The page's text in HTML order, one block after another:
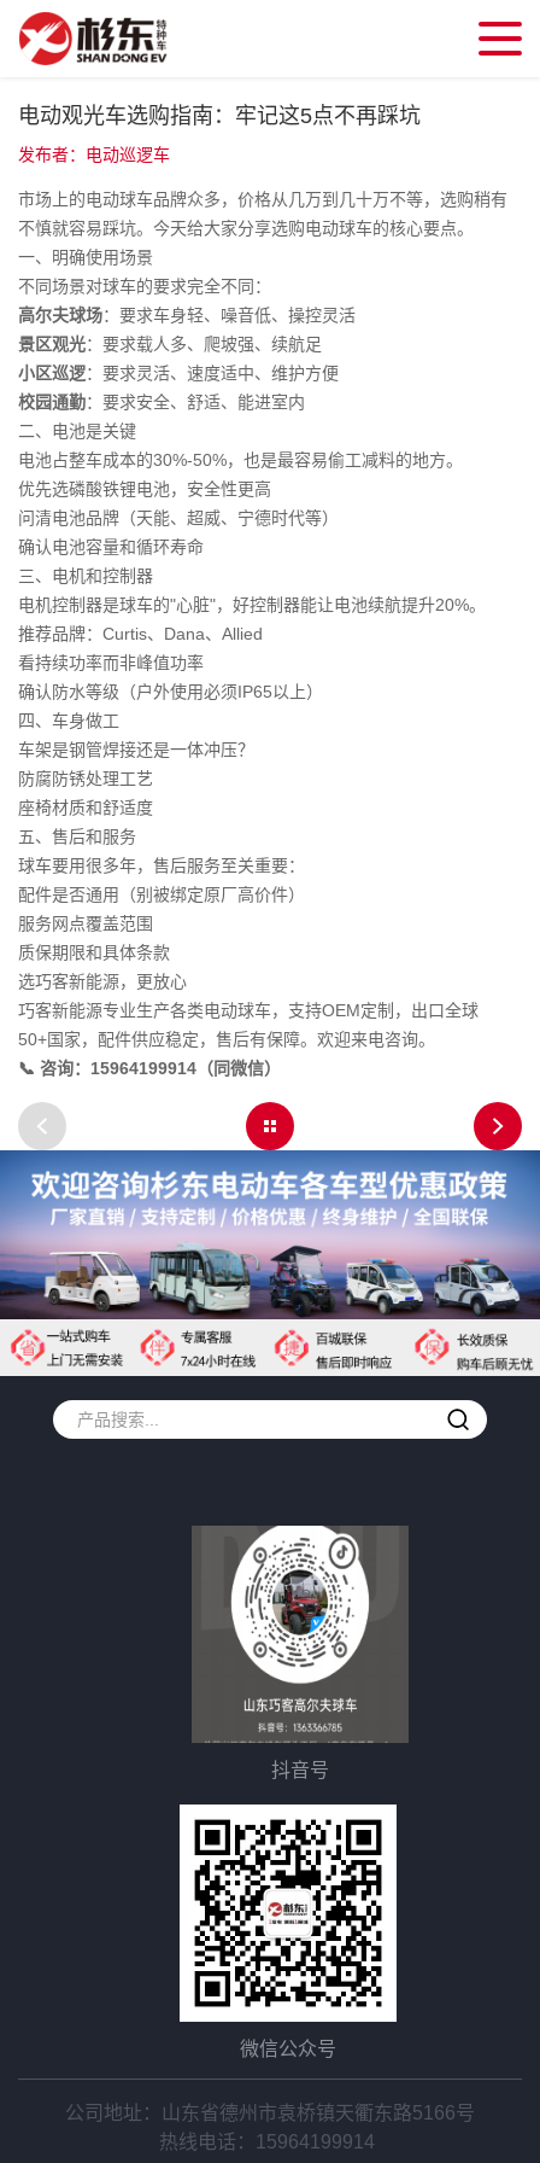
电动观光车选购指南：牢记这5点不再踩坑
发布者：电动巡逻车
市场上的电动球车品牌众多，价格从几万到几十万不等，选购稍有
不慎就容易踩坑。今天给大家分享选购电动球车的核心要点。
一、明确使用场景
不同场景对球车的要求完全不同：
高尔夫球场：要求车身轻、噪音低、操控灵活
景区观光：要求载人多、爬坡强、续航足
小区巡逻：要求灵活、速度适中、维护方便
校园通勤：要求安全、舒适、能进室内
二、电池是关键
电池占整车成本的30%-50%，也是最容易偷工减料的地方。
优先选磷酸铁锂电池，安全性更高
问清电池品牌（天能、超威、宁德时代等）
确认电池容量和循环寿命
三、电机和控制器
电机控制器是球车的"心脏"，好控制器能让电池续航提升20%。
推荐品牌：Curtis、Dana、Allied
看持续功率而非峰值功率
确认防水等级（户外使用必须IP65以上）
四、车身做工
车架是钢管焊接还是一体冲压？
防腐防锈处理工艺
座椅材质和舒适度
五、售后和服务
球车要用很多年，售后服务至关重要：
配件是否通用（别被绑定原厂高价件）
服务网点覆盖范围
质保期限和具体条款
选巧客新能源，更放心
巧客新能源专业生产各类电动球车，支持OEM定制，出口全球
50+国家，配件供应稳定，售后有保障。欢迎来电咨询。
📞 咨询：15964199914（同微信）
抖音号
微信公众号
公司地址：山东省德州市袁桥镇天衢东路5166号
热线电话：
15964199914